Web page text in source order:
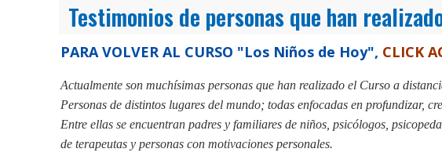
Testimonios de personas que han
PARA VOLVER AL CURSO "Los Niños de Hoy", CLICK
Actualmente son muchísimas personas que han realizado el Curso a
Personas de distintos lugares del mundo; todas enfocadas en profundizar,
Entre ellas se encuentran padres y familiares de niños, psicólogos,
de terapeutas y personas con motivaciones personales.